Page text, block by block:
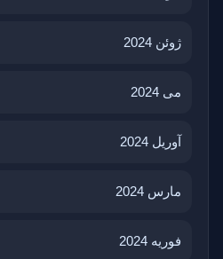
ژوئن 2024
می 2024
آوریل 2024
مارس 2024
فوریه 2024